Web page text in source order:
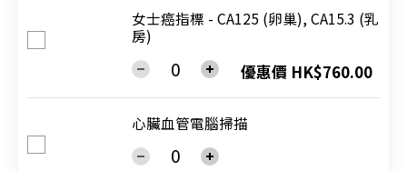
女士癌指標 - CA125 (卵巢), CA15.3 (乳
房)
優惠價 HK$760.00
心臟血管電腦掃描